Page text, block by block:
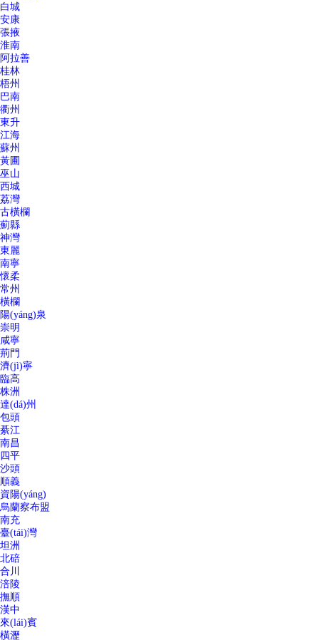
白城
安康
張掖
淮南
阿拉善
桂林
梧州
巴南
衢州
東升
江海
蘇州
黃圃
巫山
西城
荔灣
古橫欄
薊縣
神灣
東麗
南寧
懷柔
常州
橫欄
陽(yáng)泉
崇明
咸寧
荊門
濟(jì)寧
臨高
株洲
達(dá)州
包頭
綦江
南昌
四平
沙頭
順義
資陽(yáng)
烏蘭察布盟
南充
臺(tái)灣
坦洲
北碚
合川
涪陵
撫順
漢中
來(lái)賓
橫瀝